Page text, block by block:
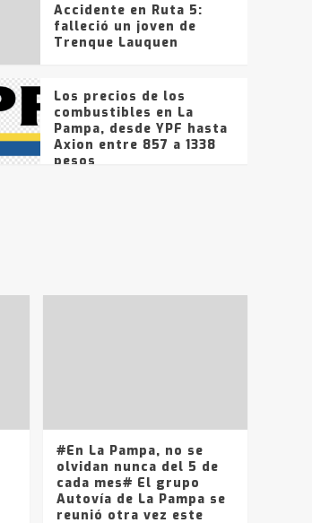
Accidente en Ruta 5:
falleció un joven de
Trenque Lauquen
Los precios de los
combustibles en La
Pampa, desde YPF hasta
Axion entre 857 a 1338
pesos
T.Lauquen: tres jóvenes
planta Industrial del
Frígorífico Indio Pampa
14 allanamientos con
Gendarmería en
#En La Pampa, no se
olvidan nunca del 5 de
cada mes# El grupo
Autovía de La Pampa se
reunió otra vez este